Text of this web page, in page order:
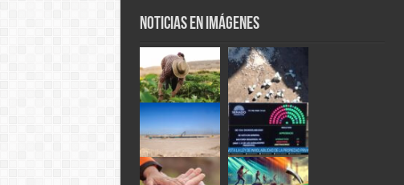
Noticias en Imágenes